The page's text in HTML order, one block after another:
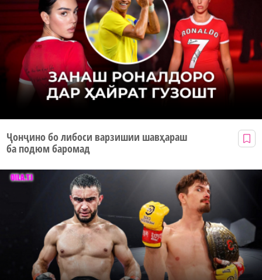
Ҷонҷино бо либоси варзишии шавҳараш
ба подюм баромад